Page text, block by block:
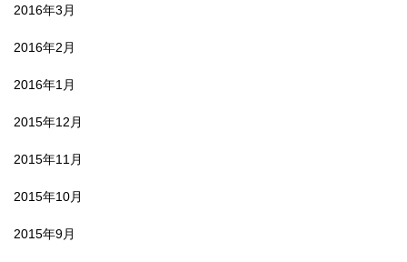
2016年3月
2016年2月
2016年1月
2015年12月
2015年11月
2015年10月
2015年9月